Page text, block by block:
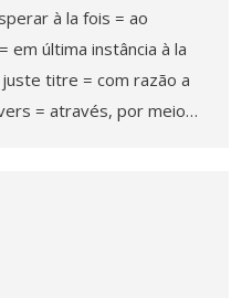
à la fois = ao
em última instância à la
titre = com razão a
= através, por meio…